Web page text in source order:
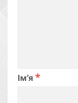
Ім’я*